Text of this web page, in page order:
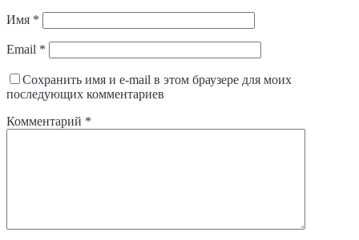
Имя *
Email *
Сохранить имя и e-mail в этом браузере для моих
последующих комментариев
Комментарий *